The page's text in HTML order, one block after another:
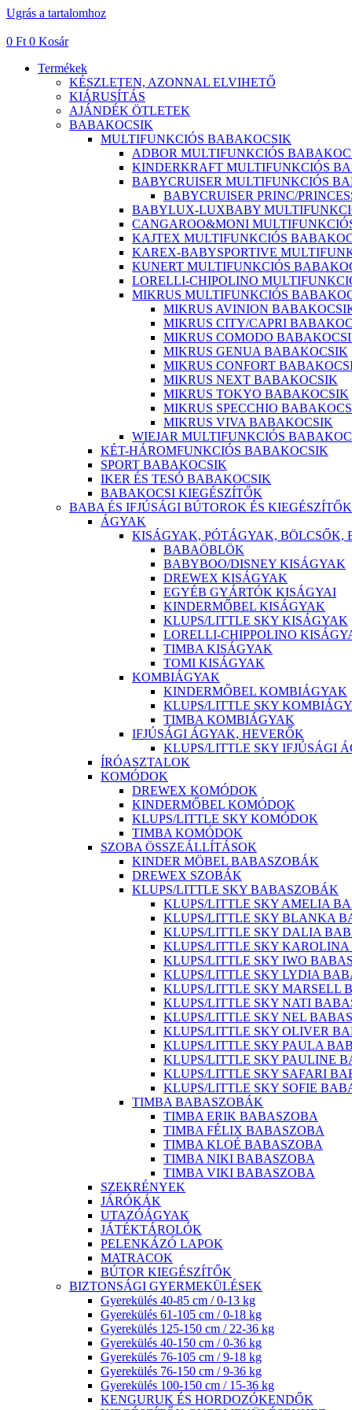
Ugrás a tartalomhoz
0 Ft 0 Kosár
Termékek
KÉSZLETEN, AZONNAL ELVIHETŐ
KIÁRUSÍTÁS
AJÁNDÉK ÖTLETEK
BABAKOCSIK
MULTIFUNKCIÓS BABAKOCSIK
ADBOR MULTIFUNKCIÓS
KINDERKRAFT MULTIFUNKCIÓS
BABYCRUISER MULTIFUNKCIÓS
BABYCRUISER PRINC/
BABYLUX-LUXBABY
CANGAROO&MONI
KAJTEX MULTIFUNKCIÓS
KAREX-BABYSPORTIVE
KUNERT MULTIFUNKCIÓS
LORELLI-CHIPOLINO
MIKRUS MULTIFUNKCIÓS
MIKRUS AVINION
MIKRUS CITY/CAPRI
MIKRUS COMODO
MIKRUS GENUA BABAKOCSIK
MIKRUS CONFORT
MIKRUS NEXT BABAKOCSIK
MIKRUS TOKYO BABAKOCSIK
MIKRUS SPECCHIO
MIKRUS VIVA BABAKOCSIK
WIEJAR MULTIFUNKCIÓS
KÉT-HÁROMFUNKCIÓS BABAKOCSIK
SPORT BABAKOCSIK
IKER ÉS TESÓ BABAKOCSIK
BABAKOCSI KIEGÉSZÍTŐK
BABA ÉS IFJÚSÁGI BÚTOROK ÉS KIEGÉSZÍTŐK
ÁGYAK
KISÁGYAK, PÓTÁGYAK, BÖLCSŐK,
BABAÖBLÖK
BABYBOO/DISNEY KISÁGYAK
DREWEX KISÁGYAK
EGYÉB GYÁRTÓK KISÁGYAI
KINDERMŐBEL KISÁGYAK
KLUPS/LITTLE SKY KISÁGYAK
LORELLI-CHIPPOLINO
TIMBA KISÁGYAK
TOMI KISÁGYAK
KOMBIÁGYAK
KINDERMŐBEL KOMBIÁGYAK
KLUPS/LITTLE SKY
TIMBA KOMBIÁGYAK
IFJÚSÁGI ÁGYAK, HEVERŐK
KLUPS/LITTLE SKY IFJÚSÁGI
ÍRÓASZTALOK
KOMÓDOK
DREWEX KOMÓDOK
KINDERMŐBEL KOMÓDOK
KLUPS/LITTLE SKY KOMÓDOK
TIMBA KOMÓDOK
SZOBA ÖSSZEÁLLÍTÁSOK
KINDER MÖBEL BABASZOBÁK
DREWEX SZOBÁK
KLUPS/LITTLE SKY BABASZOBÁK
KLUPS/LITTLE SKY AMELIA
KLUPS/LITTLE SKY BLANKA
KLUPS/LITTLE SKY DALIA
KLUPS/LITTLE SKY KAROLINA
KLUPS/LITTLE SKY IWO
KLUPS/LITTLE SKY LYDIA
KLUPS/LITTLE SKY MARSELL
KLUPS/LITTLE SKY NATI
KLUPS/LITTLE SKY NEL
KLUPS/LITTLE SKY OLIVER
KLUPS/LITTLE SKY PAULA
KLUPS/LITTLE SKY PAULINE
KLUPS/LITTLE SKY SAFARI
KLUPS/LITTLE SKY SOFIE
TIMBA BABASZOBÁK
TIMBA ERIK BABASZOBA
TIMBA FÉLIX BABASZOBA
TIMBA KLOÉ BABASZOBA
TIMBA NIKI BABASZOBA
TIMBA VIKI BABASZOBA
SZEKRÉNYEK
JÁRÓKÁK
UTAZÓÁGYAK
JÁTÉKTÁROLÓK
PELENKÁZÓ LAPOK
MATRACOK
BÚTOR KIEGÉSZÍTŐK
BIZTONSÁGI GYERMEKÜLÉSEK
Gyerekülés 40-85 cm / 0-13 kg
Gyerekülés 61-105 cm / 0-18 kg
Gyerekülés 125-150 cm / 22-36 kg
Gyerekülés 40-150 cm / 0-36 kg
Gyerekülés 76-105 cm / 9-18 kg
Gyerekülés 76-150 cm / 9-36 kg
Gyerekülés 100-150 cm / 15-36 kg
KENGURUK ÉS HORDOZÓKENDŐK